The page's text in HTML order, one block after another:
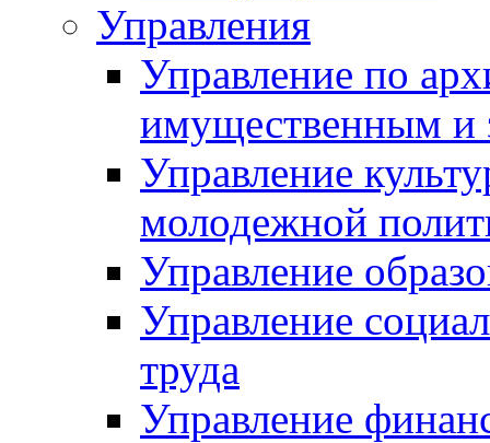
Управления
Управление по
имущественным и
Управление
молодежной
Управление
Управление
труда
Управление